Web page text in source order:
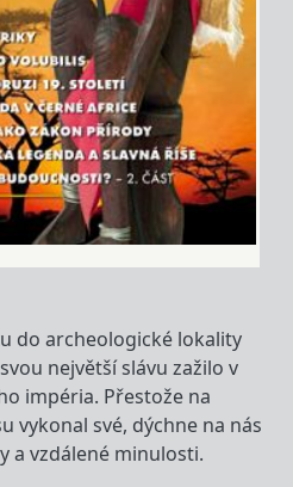
do archeologické lokality
největší slávu zažilo v
impéria. Přestože na
vykonal své, dýchne na nás
a vzdálené minulosti.